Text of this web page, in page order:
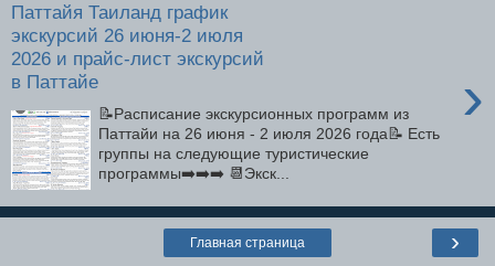
Паттайя Таиланд график
экскурсий 26 июня-2 июля
2026 и прайс-лист экскурсий
в Паттайе
›
📝Расписание экскурсионных программ из
Паттайи на 26 июня - 2 июля 2026 года📝 Есть
группы на следующие туристические
программы➡️➡️➡️ 📆Экск...
›
Главная страница